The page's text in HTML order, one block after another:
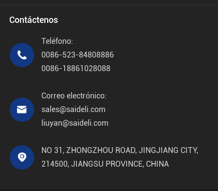
Contáctenos

Teléfono:
0086-523-84808886
0086-18861028088

Correo electrónico:
sales@saideli.com
liuyan@saideli.com

NO 31, ZHONGZHOU ROAD, JINGJIANG CITY,
214500, JIANGSU PROVINCE, CHINA